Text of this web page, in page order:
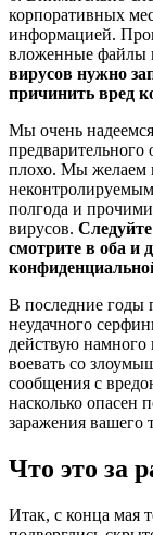
корпоративных
информацией.
вложенные файлы
вирусов нужно
причинить вред
Мы очень
предварительного
плохо. Мы желаем
полгода и
вирусов.
смотрите в оба и
В последние годы
неудачного
действую
воевать со
сообщения с
насколько опасен
заражения вашего
Что это за
Итак, с конца мая